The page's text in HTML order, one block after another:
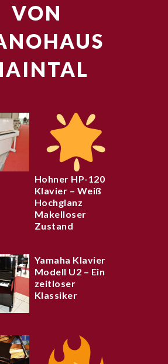
VON
Hohner HP-120
Klavier – Weiß
Hochglanz
Makelloser
Zustand
Yamaha Klavier
Modell U2 – Ein
zeitloser
Klassiker